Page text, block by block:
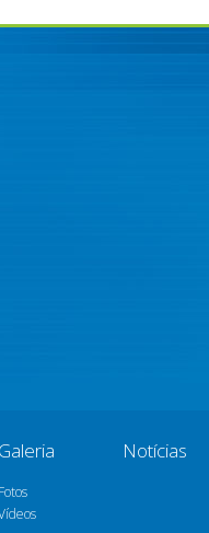
Galeria
Fotos
Notícias